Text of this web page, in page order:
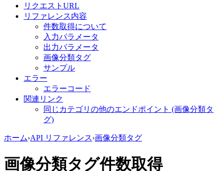
リクエストURL
リファレンス内容
件数取得について
入力パラメータ
出力パラメータ
画像分類タグ
サンプル
エラー
エラーコード
関連リンク
同じカテゴリの他のエンドポイント (画像分類タ
グ)
ホーム›API リファレンス›画像分類タグ
画像分類タグ件数取得